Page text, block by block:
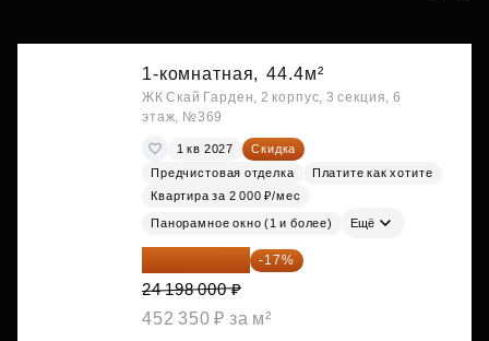
1-комнатная, 44.4м²
ЖК Скай Гарден, 2 корпус, 3 секция, 6
этаж, №369
1 кв 2027
Скидка
Предчистовая отделка
Платите как хотите
Квартира за 2 000 ₽/мес
Панорамное окно (1 и более) Ещё
20 084 340 ₽ -17%
24 198 000 ₽
452 350 ₽ за м²